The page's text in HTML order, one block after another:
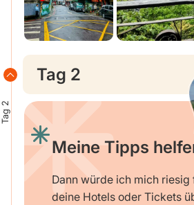
Tag 2
Tag 2
Meine Tipps
Dann würde ich mich riesig
deine Hotels oder Tickets